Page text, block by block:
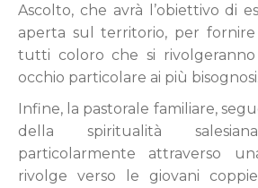
Ascolto, che avrà l’obiettivo di
aperta sul territorio, per fornire
tutti coloro che si
occhio particolare ai più bisognosi.
Infine, la pastorale familiare,
della spiritualità
particolarmente attraverso
rivolge verso le giovani